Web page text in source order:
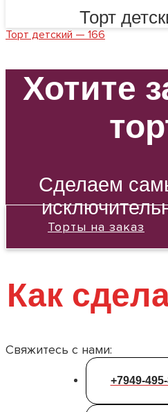
Торт
Торт детский — 166
Хотите
Сделаем
Торты на заказ
Как
Свяжитесь с нами:
+7949-